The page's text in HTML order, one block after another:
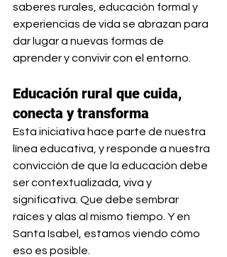
saberes rurales, educación formal y
experiencias de vida se abrazan para
dar lugar a nuevas formas de
aprender y convivir con el entorno.
Educación rural que cuida,
conecta y transforma
Esta iniciativa hace parte de nuestra
línea educativa, y responde a nuestra
convicción de que la educación debe
ser contextualizada, viva y
significativa. Que debe sembrar
raíces y alas al mismo tiempo. Y en
Santa Isabel, estamos viendo cómo
eso es posible.